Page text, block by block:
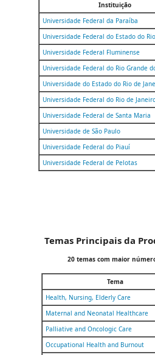
Instituição
Universidade Federal da Paraíba
Universidade Federal do Estado do
Universidade Federal Fluminense
Universidade Federal do Rio Grande
Universidade do Estado do Rio de
Universidade Federal do Rio de
Universidade Federal de Santa Maria
Universidade de São Paulo
Universidade Federal do Piauí
Universidade Federal de Pelotas
Temas Principais da
20 temas com maior
Tema
Health, Nursing, Elderly Care
Maternal and Neonatal Healthcare
Palliative and Oncologic Care
Occupational Health and Burnout